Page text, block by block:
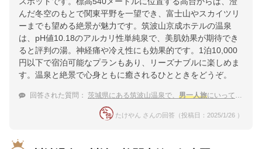
んだ冬空のもとで関東平野を一望でき、富士山やスカイツリ
ーまでも望める絶景が魅力です。筑波山京成ホテルの温泉
は、pH値10.18のアルカリ性単純泉で、美肌効果が期待でき
ると評判の湯。神経痛や冷え性にも効果的です。1泊10,000
円以下で宿泊可能なプランもあり、リーズナブルに楽しめま
す。温泉と絶景で心身ともに癒されるひとときをどうぞ。
回答された質問： 茨城県にある筑波山温泉で、 男一人旅にいっても楽しめるところありますか？
たけやん さんの回答（投稿日：2025/1/26 ）